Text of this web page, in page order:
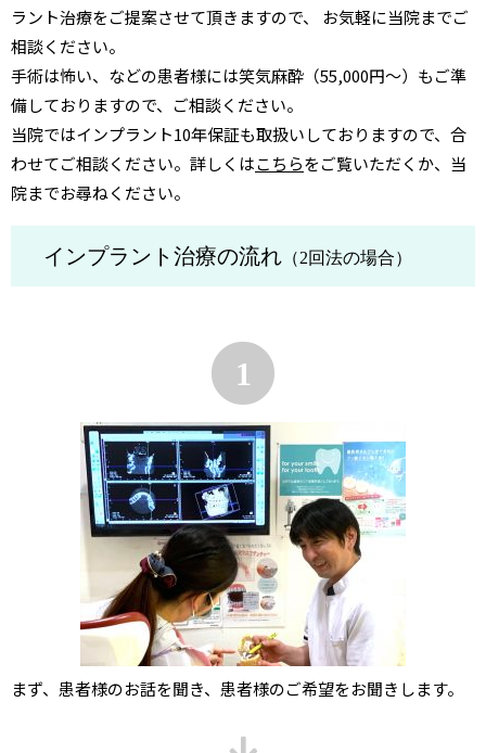
ラント治療をご提案させて頂きますので、 お気軽に当院までご
相談ください。
手術は怖い、などの患者様には笑気麻酔（55,000円～）もご準
備しておりますので、ご相談ください。
当院ではインプラント10年保証も取扱いしておりますので、合
わせてご相談ください。詳しくはこちらをご覧いただくか、当
院までお尋ねください。
インプラント治療の流れ （2回法の場合）
1
まず、患者様のお話を聞き、患者様のご希望をお聞きします。